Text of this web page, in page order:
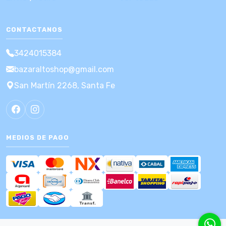
CONTACTANOS
3424015384
bazaraltoshop@gmail.com
San Martín 2268, Santa Fe
MEDIOS DE PAGO